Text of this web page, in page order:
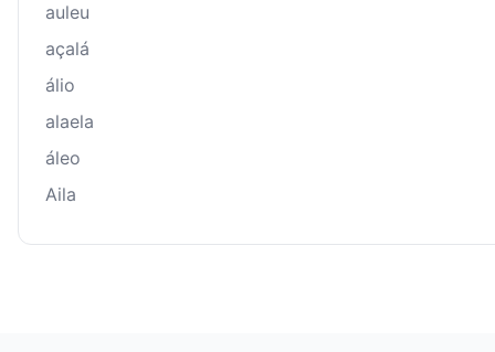
auleu
açalá
álio
alaela
áleo
Aila